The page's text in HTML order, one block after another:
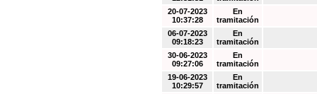
20-07-2023
10:37:28
En
tramitación
06-07-2023
09:18:23
En
tramitación
30-06-2023
09:27:06
En
tramitación
19-06-2023
10:29:57
En
tramitación